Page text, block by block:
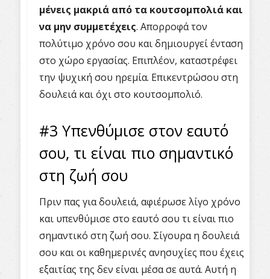
μένεις μακριά από τα κουτσομπολιά και
να μην συμμετέχεις. Απορροφά τον
πολύτιμο χρόνο σου και δημιουργεί ένταση
στο χώρο εργασίας. Επιπλέον, καταστρέφει
την ψυχική σου ηρεμία. Επικεντρώσου στη
δουλειά και όχι στο κουτσομπολιό.
#3 Υπενθύμισε στον εαυτό
σου, τι είναι πιο σημαντικό
στη ζωή σου
Πριν πας για δουλειά, αφιέρωσε λίγο χρόνο
και υπενθύμισε στο εαυτό σου τι είναι πιο
σημαντικό στη ζωή σου. Σίγουρα η δουλειά
σου και οι καθημερινές ανησυχίες που έχεις
εξαιτίας της δεν είναι μέσα σε αυτά. Αυτή η